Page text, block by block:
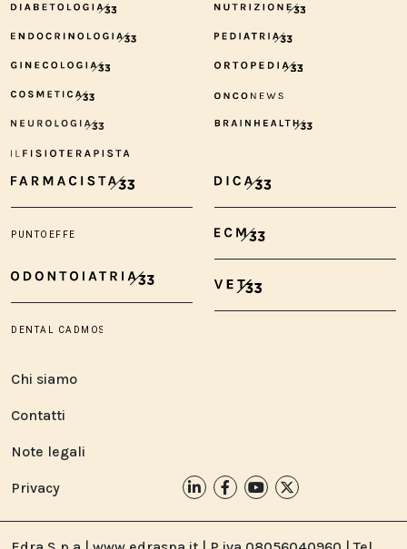
Chi siamo
Contatti
Note legali
Privacy